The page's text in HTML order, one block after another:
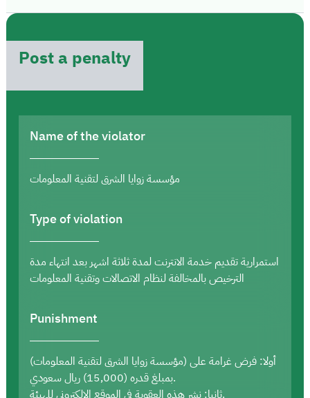
Post a penalty
Name of the violator
مؤسسة زوايا الشرق لتقنية المعلومات
Type of violation
استمرارية تقديم خدمة الانترنت لمدة ثلاثة اشهر بعد انتهاء مدة
الترخيص بالمخالفة لنظام الاتصالات وتقنية المعلومات
Punishment
أولا: فرض غرامة على (مؤسسة زوايا الشرق لتقنية المعلومات)
بمبلغ قدره (15,000) ريال سعودي.
ثانيا: نشر هذه العقوبة في الموقع الإلكتروني للهيئة.